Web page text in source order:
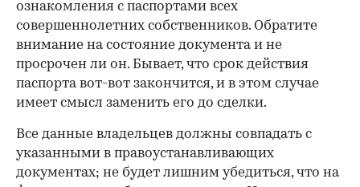
ознакомления с паспортами всех
совершеннолетних собственников. Обратите
внимание на состояние документа и не
просрочен ли он. Бывает, что срок действия
паспорта вот-вот закончится, и в этом случае
имеет смысл заменить его до сделки.
Все данные владельцев должны совпадать с
указанными в правоустанавливающих
документах; не будет лишним убедиться, что на